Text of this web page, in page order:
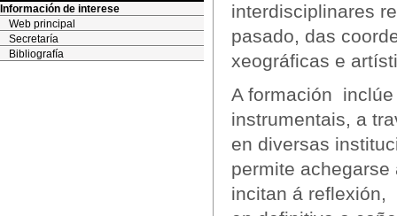
Información de interese
Web principal
Secretaría
Bibliografía
interdisciplinares
pasado, das
xeográficas e
A formación
instrumentais, a
en diversas
permite
incitan á reflexión,